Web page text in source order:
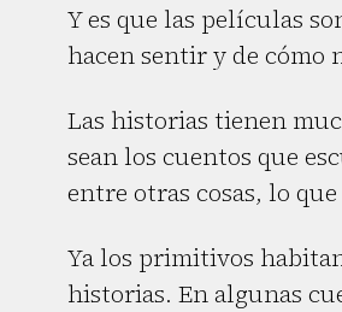
Y es que las películas
hacen sentir y de cómo
Las historias tienen
sean los cuentos que
entre otras cosas, lo
Ya los primitivos
historias. En algunas